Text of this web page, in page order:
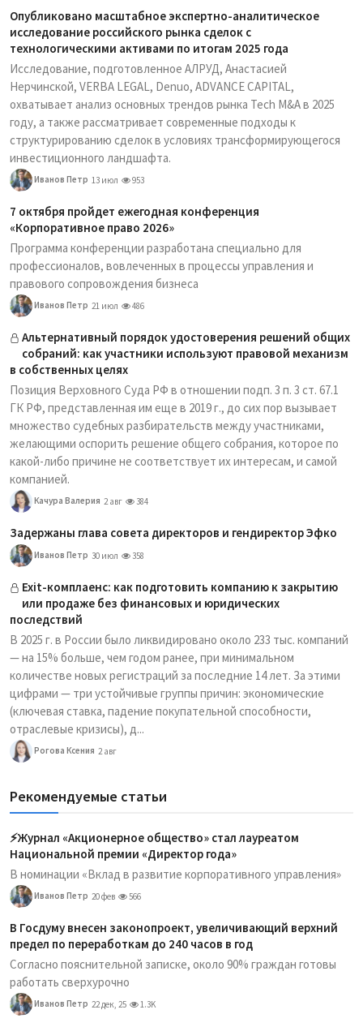
Опубликовано масштабное экспертно-аналитическое
исследование российского рынка сделок с
технологическими активами по итогам 2025 года
Исследование, подготовленное АЛРУД, Анастасией
Нерчинской, VERBA LEGAL, Denuo, ADVANCE CAPITAL,
охватывает анализ основных трендов рынка Tech M&A в 2025
году, а также рассматривает современные подходы к
структурированию сделок в условиях трансформирующегося
инвестиционного ландшафта.
Иванов Петр 13 июл 953
7 октября пройдет ежегодная конференция
«Корпоративное право 2026»
Программа конференции разработана специально для
профессионалов, вовлеченных в процессы управления и
правового сопровождения бизнеса
Иванов Петр 21 июл 486
Альтернативный порядок удостоверения решений общих
собраний: как участники используют правовой механизм
в собственных целях
Позиция Верховного Суда РФ в отношении подп. 3 п. 3 ст. 67.1
ГК РФ, представленная им еще в 2019 г., до сих пор вызывает
множество судебных разбирательств между участниками,
желающими оспорить решение общего собрания, которое по
какой-либо причине не соответствует их интересам, и самой
компанией.
Качура Валерия 2 авг 384
Задержаны глава совета директоров и гендиректор Эфко
Иванов Петр 30 июл 358
Exit-комплаенс: как подготовить компанию к закрытию
или продаже без финансовых и юридических
последствий
В 2025 г. в России было ликвидировано около 233 тыс. компаний
— на 15% больше, чем годом ранее, при минимальном
количестве новых регистраций за последние 14 лет. За этими
цифрами — три устойчивые группы причин: экономические
(ключевая ставка, падение покупательной способности,
отраслевые кризисы), д...
Рогова Ксения 2 авг
Рекомендуемые статьи
⚡️Журнал «Акционерное общество» стал лауреатом
Национальной премии «Директор года»
В номинации «Вклад в развитие корпоративного управления»
Иванов Петр 20 фев 566
В Госдуму внесен законопроект, увеличивающий верхний
предел по переработкам до 240 часов в год
Согласно пояснительной записке, около 90% граждан готовы
работать сверхурочно
Иванов Петр 22 дек, 25 1.3K